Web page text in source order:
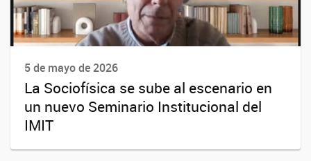
5 de mayo de 2026
La Sociofísica se sube al escenario en
un nuevo Seminario Institucional del
IMIT